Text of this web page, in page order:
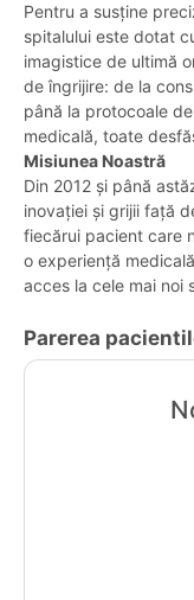
Pentru a susține
spitalului este dotat
imagistice de ultimă
de îngrijire: de la
până la protocoale
medicală, toate
Misiunea Noastră
Din 2012 și până
inovației și grijii față
fiecărui pacient care
o experiență
acces la cele mai noi
Parerea